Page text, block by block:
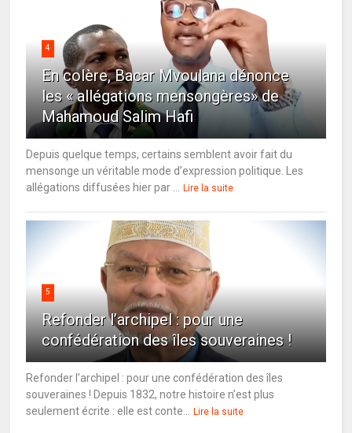
4
En colère, Bacar Mvoulana dénonce
les « allégations mensongères» de
Mahamoud Salim Hafi
Depuis quelque temps, certains semblent avoir fait du
mensonge un véritable mode d’expression politique. Les
allégations diffusées hier par ...
Lire la suite
5
Refonder l’archipel : pour une
confédération des îles souveraines !
Refonder l’archipel : pour une confédération des îles
souveraines ! Depuis 1832, notre histoire n’est plus
seulement écrite : elle est conte...
Lire la suite